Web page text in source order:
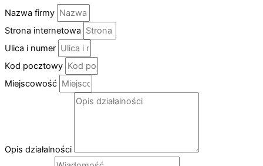
Nazwa firmy
Strona internetowa
Ulica i numer
Kod pocztowy
Miejscowość
Opis działalności